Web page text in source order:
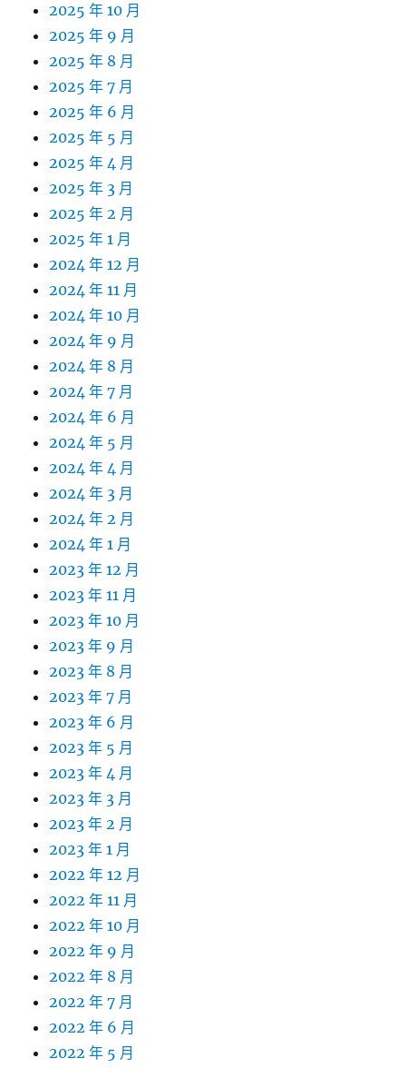
2025 年 10 月
2025 年 9 月
2025 年 8 月
2025 年 7 月
2025 年 6 月
2025 年 5 月
2025 年 4 月
2025 年 3 月
2025 年 2 月
2025 年 1 月
2024 年 12 月
2024 年 11 月
2024 年 10 月
2024 年 9 月
2024 年 8 月
2024 年 7 月
2024 年 6 月
2024 年 5 月
2024 年 4 月
2024 年 3 月
2024 年 2 月
2024 年 1 月
2023 年 12 月
2023 年 11 月
2023 年 10 月
2023 年 9 月
2023 年 8 月
2023 年 7 月
2023 年 6 月
2023 年 5 月
2023 年 4 月
2023 年 3 月
2023 年 2 月
2023 年 1 月
2022 年 12 月
2022 年 11 月
2022 年 10 月
2022 年 9 月
2022 年 8 月
2022 年 7 月
2022 年 6 月
2022 年 5 月